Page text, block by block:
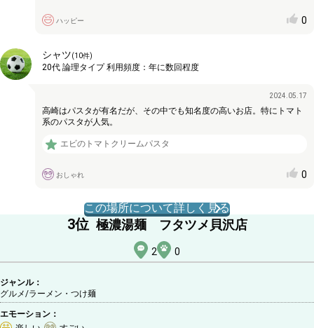
ハッピー 0
シャツ(10件)
20代 論理タイプ利用頻度： 年に数回程度
2024.05.17
高崎はパスタが有名だが、その中でも知名度の高いお店。特にトマト
系のパスタが人気。
エビのトマトクリームパスタ
おしゃれ 0
この場所について詳しく見る
3位 極濃湯麺 フタツメ貝沢店
2 0
ジャンル：
グルメ/ラーメン・つけ麺
エモーション：